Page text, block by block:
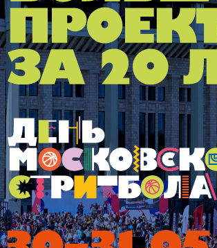
ЛУЖНИКИ
Центральная аллея
Ассоциации уличного баскетбола в этом году
исполняется 20 лет. Этот фестиваль будет